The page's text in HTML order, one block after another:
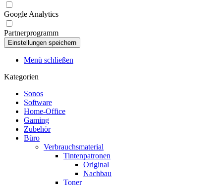
Google Analytics
Partnerprogramm
Menü schließen
Kategorien
Sonos
Software
Home-Office
Gaming
Zubehör
Büro
Verbrauchsmaterial
Tintenpatronen
Original
Nachbau
Toner